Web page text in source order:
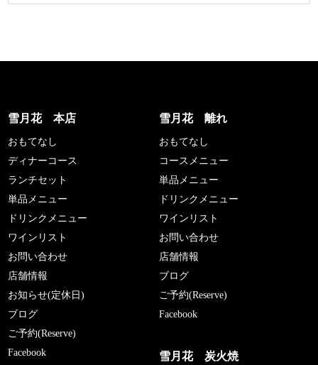
雪月花 本店
おもてなし
ディナーコース
ランチセット
単品メニュー
ドリンクメニュー
ワインリスト
お問い合わせ
店舗情報
お知らせ(定休日)
ブログ
ご予約(Reserve)
Facebook
雪月花 離れ
おもてなし
コースメニュー
単品メニュー
ドリンクメニュー
ワインリスト
お問い合わせ
店舗情報
ブログ
ご予約(Reserve)
Facebook
雪月花 炭火焼